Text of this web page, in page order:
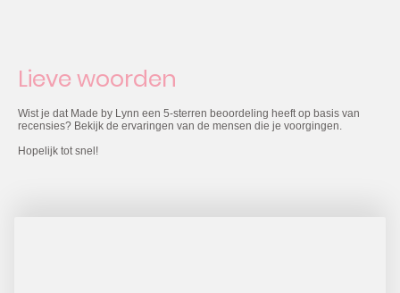
Lieve woorden
Wist je dat Made by Lynn een 5-sterren beoordeling heeft op basis van
recensies? Bekijk de ervaringen van de mensen die je voorgingen.
Hopelijk tot snel!